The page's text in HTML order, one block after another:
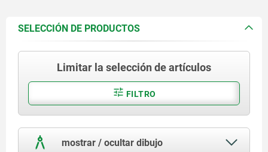
SELECCIÓN DE PRODUCTOS
Limitar la selección de artículos
FILTRO
mostrar / ocultar dibujo